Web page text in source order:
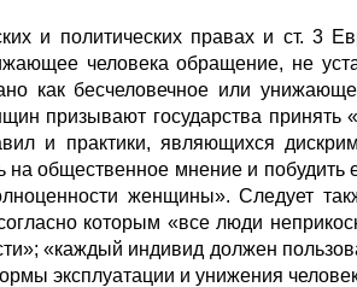
и политических правах и ст. 3
человека обращение, не
как бесчеловечное или
призывают государства
и практики, являющихся
общественное мнение и побудить
женщины». Следует
которым «все люди
«каждый индивид должен
эксплуатации и унижения